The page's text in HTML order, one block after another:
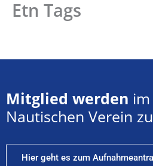
ZumEtn Tags
Mitglied werden im
Nautischen Verein
Hier geht es zum